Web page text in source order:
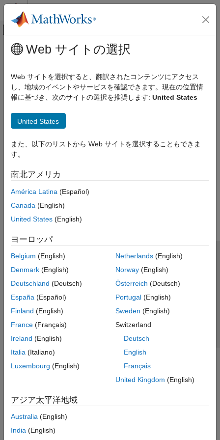
コンテンツへスキップ
オフキャンバス ナビゲーション メ
ドキュメンテーションのホーム
カテゴリ
MATLAB and Simulink Online Courses
MATLAB and Simulink Online Courses
と学習管理システム (LMS) の連携
MATLAB Course Designer
MATLAB Grader
メインコンテンツ
この情報は役に立ちましたか？
Web サイトの選択
Web サイトを選択すると、翻訳されたコンテンツにアクセス
し、地域のイベントやサービスを確認できます。現在の位置情
報に基づき、次のサイトの選択を推奨します: United States
United States
また、以下のリストから Web サイトを選択することもできま
す。
南北アメリカ
América Latina (Español)
Canada (English)
United States (English)
ヨーロッパ
Belgium (English)
Denmark (English)
Deutschland (Deutsch)
España (Español)
Finland (English)
France (Français)
Ireland (English)
Italia (Italiano)
Luxembourg (English)
Netherlands(English)
Norway(English)
Österreich (Deutsch)
Portugal(English)
Sweden (English)
Switzerland
Deutsch
English
Français
United Kingdom (English)
アジア太平洋地域
Australia (English)
India (English)
トラストセンター
プライバシー ポリシー
違法コピー防止
アプリケーション ステータス
© 1994-2026 The MathWorks, Inc.